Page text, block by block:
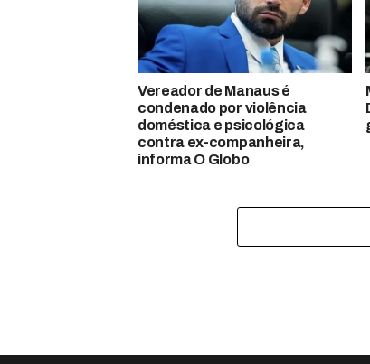
Vereador de Manaus é
condenado por violência
doméstica e psicológica
contra ex-companheira,
informa O Globo